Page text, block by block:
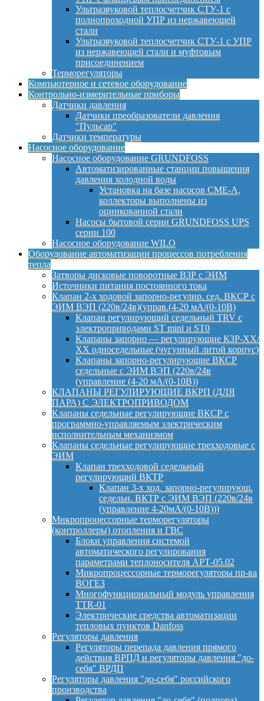
Ультразвуковой теплосчетчик СТУ-1 с
полнопроходной УПР из нержавеющей
стали
Ультразвуковой теплосчетчик СТУ-1 с УПР
из нержавеющей стали и муфтовым
присоединением
Терморегуляторы
Компьютерное и сетевое оборудование
Контрольно-измерительные приборы
Датчики давления
Датчики преобразователи давления
"Пульсар"
Датчики температуры
Насосное оборудование
Насосное оборудование GRUNDFOSS
Автоматизированные станции повышения
давления холодной воды
Установка на базе насосов CME-A,
коллекторы выполнены из
оцинкованной стали
Насосы бытовой серии GRUNDFOSS UPS
серии 100
Насосное оборудование WILO
Оборудование автоматизации процессов потребления
тепла
Затворы дисковые поворотные ВЗР с ЭИМ
Источники питания постоянного тока
Клапан 2-х ходовой запорно-регулир. сед. ВКСР с
ЭИМ ВЭП (220в/24в)(управ.(4-20 мА/(0-10В)
Клапан регулирующий седельный TRV с
электроприводами ST mini и ST0
Клапаны запорно — регулирующие КЗР-ХХ/
ХХ односедельные (чугунный литой корпус)
Клапаны запорно-регулирующие ВКСР
седельные с ЭИМ ВЭП (220в/24в
(управление (4-20 мА/(0-10В))
КЛАПАНЫ РЕГУЛИРУЮЩИЕ ВКРП (ДЛЯ
ПАРА) С ЭЛЕКТРОПРИВОДОМ
Клапаны седельные регулирующие ВКСР с
программно-управляемым электрическим
исполнительным механизмом
Клапаны седельные регулирующие трехходовые с
ЭИМ
Клапан трехходовой седельный
регулирующий ВКТР
Клапан 3-х ход. запорно-регулирующ.
седельн. ВКТР с ЭИМ ВЭП (220в/24в
(управление 4-20мА/(0-10В)))
Микропроцессорные терморегуляторы
(контроллеры) отопления и ГВС
Блоки управления системой
автоматического регулирования
параметрами теплоносителя АРТ-05.02
Микропроцессорные терморегуляторы пр-ва
ВОГЕЗ
Многофункциональный модуль управления
TTR-01
Электрические средства автоматизации
тепловых пунктов Danfoss
Регуляторы давления
Регуляторы перепада давления прямого
действия ВРПД и регуляторы давления "до-
себя" ВРДП
Регуляторы давления "до-себя" российского
производства